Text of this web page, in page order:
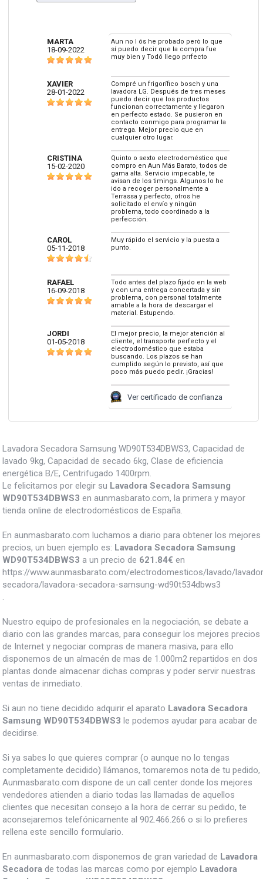
MARTA
18-09-2022
Aun no l ós he probado però lo que
sí puedo decir que la compra fue
muy bien y Todó llego prrfecto
XAVIER
28-01-2022
Compré un frigorífico bosch y una
lavadora LG. Después de tres meses
puedo decir que los productos
funcionan correctamente y llegaron
en perfecto estado. Se pusieron en
contacto conmigo para programar la
entrega. Mejor precio que en
cualquier otro lugar.
CRISTINA
15-02-2020
Quinto o sexto electrodoméstico que
compro en Aun Más Barato, todos de
gama alta. Servicio impecable, te
avisan de los timings. Algunos lo he
ido a recoger personalmente a
Terrassa y perfecto, otros he
solicitado el envío y ningún
problema, todo coordinado a la
perfección.
CAROL
05-11-2018
Muy rápido el servicio y la puesta a
punto.
RAFAEL
16-09-2018
Todo antes del plazo fijado en la web
y con una entrega concertada y sin
problema, con personal totalmente
amable a la hora de descargar el
material. Estupendo.
JORDI
01-05-2018
El mejor precio, la mejor atención al
cliente, el transporte perfecto y el
electrodoméstico que estaba
buscando. Los plazos se han
cumplido según lo previsto, así que
poco más puedo pedir. ¡Gracias!
Ver certificado de confianza
Lavadora Secadora Samsung WD90T534DBWS3, Capacidad de
lavado 9kg, Capacidad de secado 6kg, Clase de eficiencia
energética B/E, Centrifugado 1400rpm.
Le felicitamos por elegir su Lavadora Secadora Samsung
WD90T534DBWS3 en aunmasbarato.com, la primera y mayor
tienda online de electrodomésticos de España.
En aunmasbarato.com luchamos a diario para obtener los mejores
precios, un buen ejemplo es: Lavadora Secadora Samsung
WD90T534DBWS3 a un precio de 621.84€ en
https://www.aunmasbarato.com/electrodomesticos/lavado/
secadora/lavadora-secadora-samsung-wd90t534dbws3
.
Nuestro equipo de profesionales en la negociación, se debate a
diario con las grandes marcas, para conseguir los mejores precios
de Internet y negociar compras de manera masiva, para ello
disponemos de un almacén de mas de 1.000m2 repartidos en dos
plantas donde almacenar dichas compras y poder servir nuestras
ventas de inmediato.
Si aun no tiene decidido adquirir el aparato Lavadora Secadora
Samsung WD90T534DBWS3 le podemos ayudar para acabar de
decidirse.
Si ya sabes lo que quieres comprar (o aunque no lo tengas
completamente decidido) llámanos, tomaremos nota de tu pedido,
Aunmasbarato.com dispone de un call center donde los mejores
vendedores atienden a diario todas las llamadas de aquellos
clientes que necesitan consejo a la hora de cerrar su pedido, te
aconsejaremos telefónicamente al 902.466.266 o si lo prefieres
rellena este sencillo formulario.
En aunmasbarato.com disponemos de gran variedad de Lavadora
Secadora de todas las marcas como por ejemplo Lavadora